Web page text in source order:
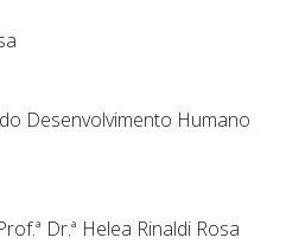
Desenvolvimento Humano
Dr.ª Helea Rinaldi Rosa